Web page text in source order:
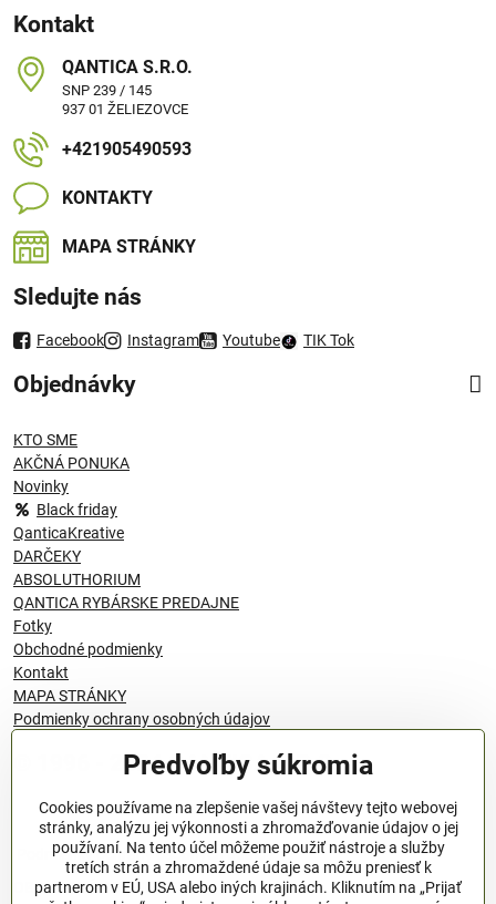
Kontakt
QANTICA S​.R​.O​.
SNP 239 / 145
937 01 ŽELIEZOVCE
+421905490593
KONTAKTY
MAPA STRÁNKY
Sledujte nás
Facebook Instagram Youtube TIK Tok
Objednávky
KTO SME
AKČNÁ PONUKA
Novinky
Black friday
QanticaKreative
DARČEKY
ABSOLUTHORIUM
QANTICA RYBÁRSKE PREDAJNE
Fotky
Obchodné podmienky
Kontakt
MAPA STRÁNKY
Podmienky ochrany osobných údajov
© 1996 - 2024 QANTICA S.R.O
Podmienky ochrany osobných údajov
OBCHODNÉ PODMIENKY
Predvoľby súkromia
Cookies používame na zlepšenie vašej návštevy tejto webovej
stránky, analýzu jej výkonnosti a zhromažďovanie údajov o jej
používaní. Na tento účel môžeme použiť nástroje a služby
tretích strán a zhromaždené údaje sa môžu preniesť k
partnerom v EÚ, USA alebo iných krajinách. Kliknutím na „Prijať